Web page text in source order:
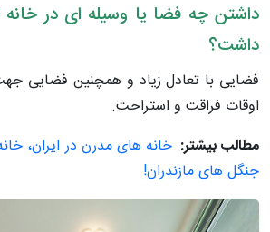
داشتن چه فضا یا وسیله ای در
داشت؟
فضایی با تعادل زیاد و همچنین فضایی
اوقات فراقت و استراحت.
مطالب بیشتر: خانه های مدرن در ایران،
جنگل های مازندران!